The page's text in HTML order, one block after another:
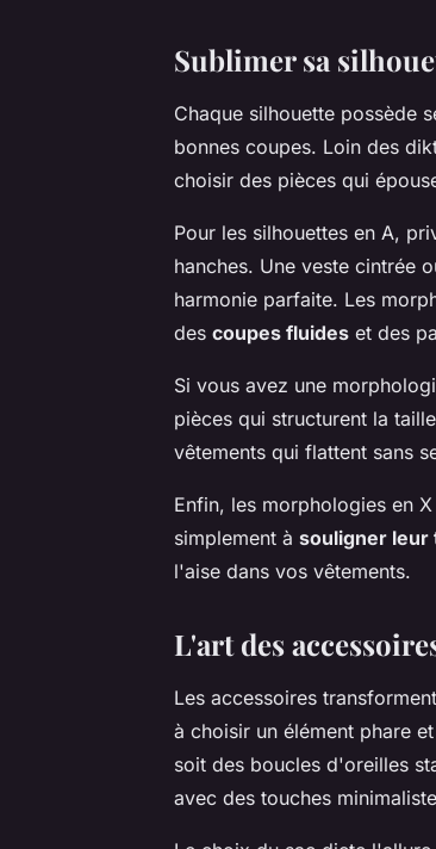
Sublimer sa
Chaque silhouette possède
bonnes coupes. Loin des
choisir des pièces qui
Pour les silhouettes en A,
hanches. Une veste cintrée
harmonie parfaite. Les
des coupes fluides et des
Si vous avez une
pièces qui structurent la
vêtements qui flattent sans
Enfin, les morphologies en
simplement à souligner leur
l'aise dans vos vêtements.
L'art des
Les accessoires
à choisir un élément phare
soit des boucles d'oreilles
avec des touches